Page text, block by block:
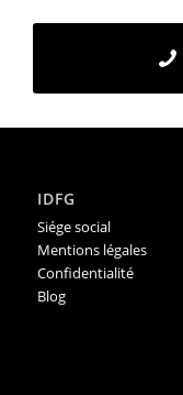
IDFG
Siége social
Mentions légales
Confidentialité
Blog